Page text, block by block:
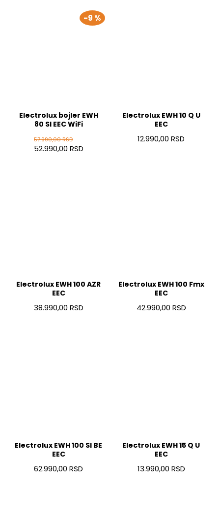
-9 %
Electrolux bojler EWH
80 SI EEC WiFi
52.990,00 RSD
57.990,00 RSD
Electrolux EWH 10 Q U
EEC
12.990,00 RSD
Electrolux EWH 100 AZR
EEC
38.990,00 RSD
Electrolux EWH 100 Fmx
EEC
42.990,00 RSD
Electrolux EWH 100 SI BE
EEC
62.990,00 RSD
Electrolux EWH 15 Q U
EEC
13.990,00 RSD